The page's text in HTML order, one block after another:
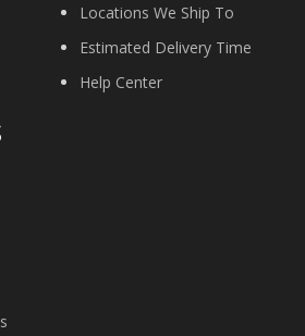
Locations We Ship To
Estimated Delivery Time
Help Center